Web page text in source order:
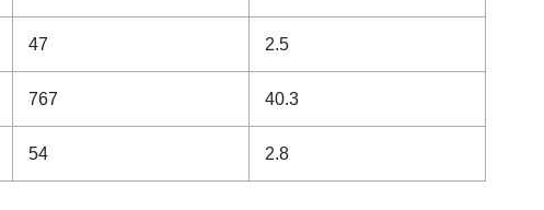
47 2.5
767 40.3
54 2.8